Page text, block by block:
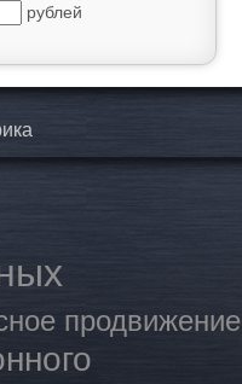
рублей
продвижение